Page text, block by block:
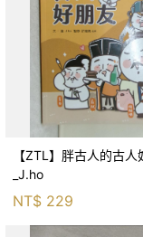
【ZTL】胖古人的古人
_J.ho
NT$ 229